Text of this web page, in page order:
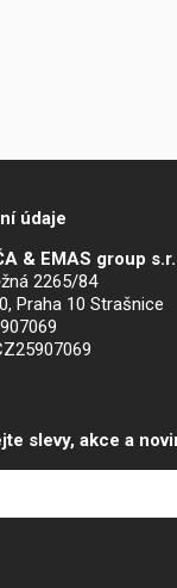
údaje
& EMAS group
2265/84
Praha 10 Strašnice
slevy, akce a